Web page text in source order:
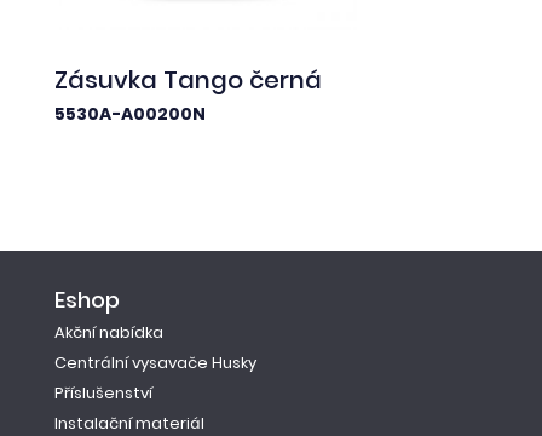
Zásuvka Tango černá
5530A-A00200N
Eshop
Akční nabídka
Centrální vysavače Husky
Příslušenství
Instalační materiál